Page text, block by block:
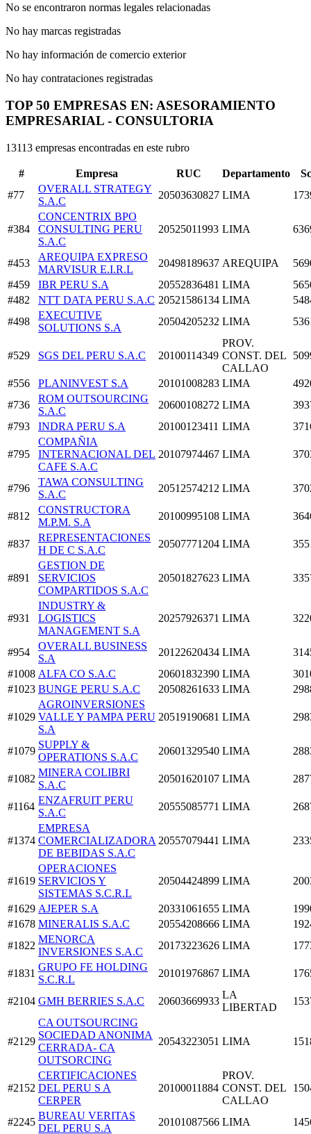
No se encontraron normas legales relacionadas
No hay marcas registradas
No hay información de comercio exterior
No hay contrataciones registradas
TOP 50 EMPRESAS EN: ASESORAMIENTO
EMPRESARIAL - CONSULTORIA
13113 empresas encontradas en este rubro
# Empresa RUC Departamento
#77
OVERALL STRATEGY
S.A.C
20503630827 LIMA
#384
CONCENTRIX BPO
CONSULTING PERU
S.A.C
20525011993 LIMA
#453
AREQUIPA EXPRESO
MARVISUR E.I.R.L
20498189637 AREQUIPA
#459
IBR PERU S.A 20552836481 LIMA
#482
NTT DATA PERU S.A.C 20521586134 LIMA
#498
EXECUTIVE
SOLUTIONS S.A
20504205232 LIMA
#529 SGS DEL PERU S.A.C 20100114349
PROV.
CONST. DEL
CALLAO
#556 PLANINVEST S.A 20101008283 LIMA
#736
ROM OUTSOURCING
S.A.C
20600108272 LIMA
#793
INDRA PERU S.A 20100123411 LIMA
#795
COMPAÑIA
INTERNACIONAL DEL
CAFE S.A.C
20107974467 LIMA
#796
TAWA CONSULTING
S.A.C
20512574212 LIMA
#812
CONSTRUCTORA
M.P.M. S.A
20100995108 LIMA
#837
REPRESENTACIONES
H DE C S.A.C
20507771204 LIMA
#891
GESTION DE
SERVICIOS
COMPARTIDOS S.A.C
20501827623 LIMA
#931
INDUSTRY &
LOGISTICS
MANAGEMENT S.A
20257926371 LIMA
#954
OVERALL BUSINESS
S.A
20122620434 LIMA
#1008 ALFA CO S.A.C 20601832390 LIMA
#1023 BUNGE PERU S.A.C 20508261633 LIMA
#1029
AGROINVERSIONES
VALLE Y PAMPA PERU
S.A
20519190681 LIMA
#1079
SUPPLY &
OPERATIONS S.A.C
20601329540 LIMA
#1082
MINERA COLIBRI
S.A.C
20501620107 LIMA
#1164
ENZAFRUIT PERU
S.A.C
20555085771 LIMA
#1374
EMPRESA
COMERCIALIZADORA
DE BEBIDAS S.A.C
20557079441 LIMA
#1619
OPERACIONES
SERVICIOS Y
SISTEMAS S.C.R.L
20504424899 LIMA
#1629 AJEPER S.A 20331061655 LIMA
#1678 MINERALIS S.A.C 20554208666 LIMA
#1822
MENORCA
INVERSIONES S.A.C
20173223626 LIMA
#1831
GRUPO FE HOLDING
S.C.R.L
20101976867 LIMA
#2104 GMH BERRIES S.A.C 20603669933
LA
LIBERTAD
#2129
CA OUTSOURCING
SOCIEDAD ANONIMA
CERRADA- CA
OUTSORCING
20543223051 LIMA
#2152
CERTIFICACIONES
DEL PERU S A
CERPER
20100011884
PROV.
CONST. DEL
CALLAO
#2245
BUREAU VERITAS
DEL PERU S.A
20101087566 LIMA